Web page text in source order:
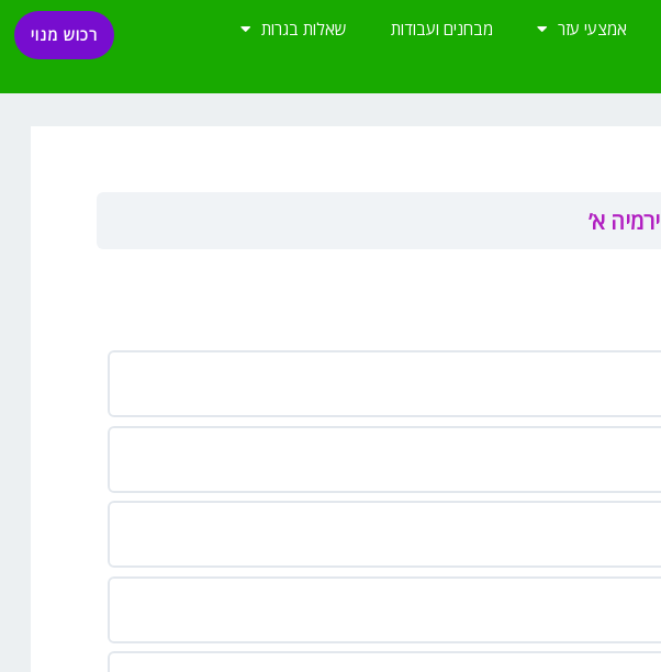
אמצעי עזר מבחנים ועבודות
שאלות בגרות
רכוש מנוי
ירמיה א’